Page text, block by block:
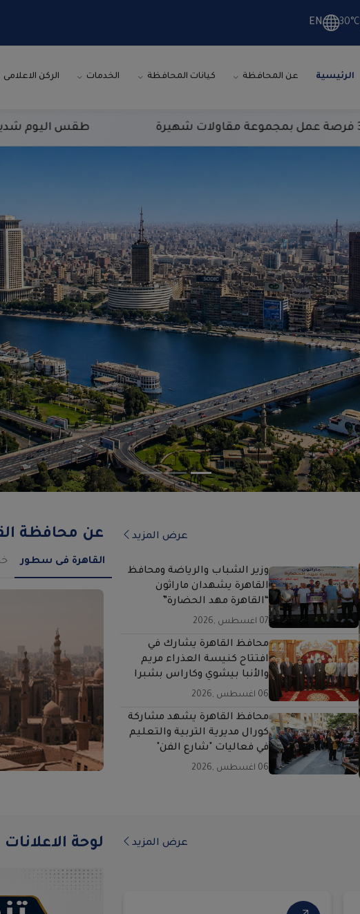
30°C
EN
الرئيسية عن المحافظة كيانات المحافظة الخدمات الركن الاعلامى
طقس اليوم شديد الحرارة نهارا
عرض المزيد
وزير الشباب والرياضة ومحافظ
القاهرة يشهدان ماراثون
“القاهرة مهد الحضارة”
07 اغسطس ,2026
محافظ القاهرة يشارك في
افتتاح كنيسة العذراء مريم
والأنبا بيشوي وكاراس بشبرا
06 اغسطس ,2026
محافظ القاهرة يشهد مشاركة
كورال مديرية التربية والتعليم
في فعاليات "شارع الفن"
06 اغسطس ,2026
عن محافظة
القاهرة فى سطور
عرض المزيد لوحة الاعلانات